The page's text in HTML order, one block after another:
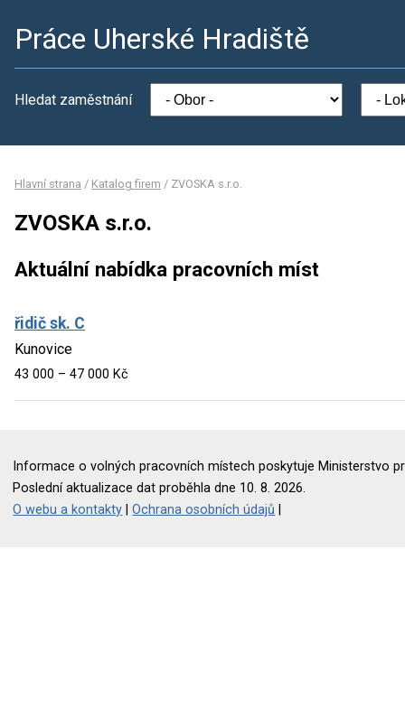
Práce Uherské Hradiště
Hledat zaměstnání
Hlavní strana / Katalog firem / ZVOSKA s.r.o.
ZVOSKA s.r.o.
Aktuální nabídka pracovních míst
řidič sk. C
Kunovice
43 000 – 47 000 Kč
Informace o volných pracovních místech poskytuje Ministerstvo
Poslední aktualizace dat proběhla dne 10. 8. 2026.
O webu a kontakty |Ochrana osobních údajů